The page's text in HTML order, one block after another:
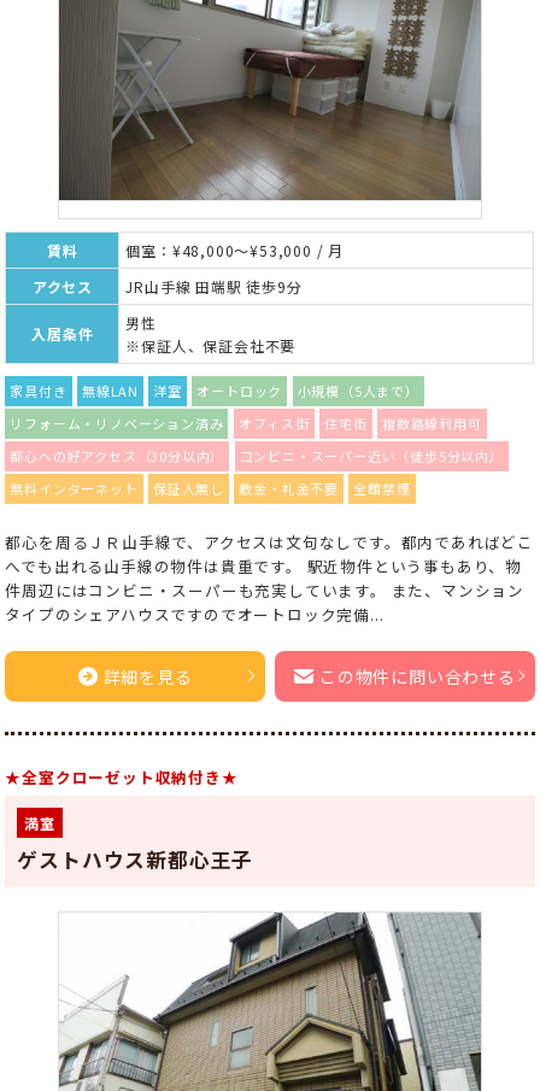
賃料
個室：¥48,000～¥53,000 / 月
アクセス
JR山手線 田端駅 徒歩9分
入居条件
男性
※保証人、保証会社不要
家具付き 無線LAN 洋室 オートロック
小規模（5人まで）
リフォーム・リノベーション済み
オフィス街 住宅街
複数路線利用可
都心への好アクセス（30分以内）
コンビニ・スーパー近い（徒歩5分以内）
無料インターネット
保証人無し 敷金・礼金不要 全館禁煙
都心を周るＪＲ山手線で、アクセスは文句なしです。都内であればどこ
へでも出れる山手線の物件は貴重です。 駅近物件という事もあり、物
件周辺にはコンビニ・スーパーも充実しています。 また、マンション
タイプのシェアハウスですのでオートロック完備...
詳細を見る この物件に問い合わせる
★全室クローゼット収納付き★
満室
ゲストハウス新都心王子